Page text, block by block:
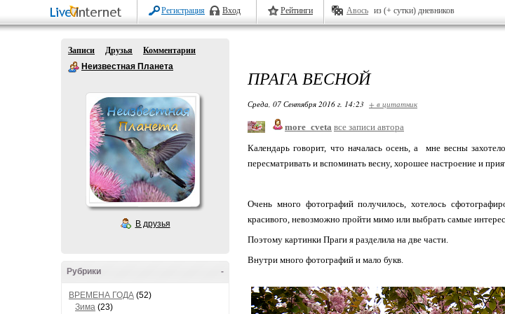
Регистрация Вход Рейтинги Авось из (+ сутки) дневников
Записи Друзья
Комментарии
Неизвестная Планета
В друзья
-
Рубрики
ВРЕМЕНА ГОДА (52)
Зима (23)
ПРАГА ВЕСНОЙ
Среда, 07 Сентября 2016 г. 14:23 + в цитатник
more_cveta все записи автора
Календарь говорит, что началась осень, а мне весны
пересматривать и вспоминать весну, хорошее настроение и
Очень много фотографий получилось, хотелось
красивого, невозможно пройти мимо или выбрать самые
Поэтому картинки Праги я разделила на две части.
Внутри много фотографий и мало букв.